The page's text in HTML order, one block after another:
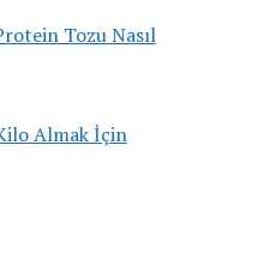
Tozu Nasıl
Almak İçin